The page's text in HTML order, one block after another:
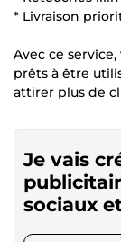
* Livraison
Avec ce
prêts à être
attirer plus de
Je vais
sociaux